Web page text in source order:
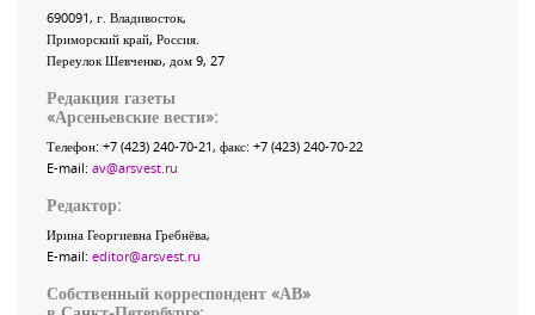
690091, г. Владивосток,
Приморский край, Россия
Переулок Шевченко, дом 9, 27
Редакция газеты
«Арсеньевские вести»:
Телефон: +7 (423) 240-70-21, факс: +7 (423) 240-70-22
E-mail: av@arsvest.ru
Редактор:
Ирина Георгиевна Гребнёва,
E-mail: editor@arsvest.ru
Собственный корреспондент «АВ»